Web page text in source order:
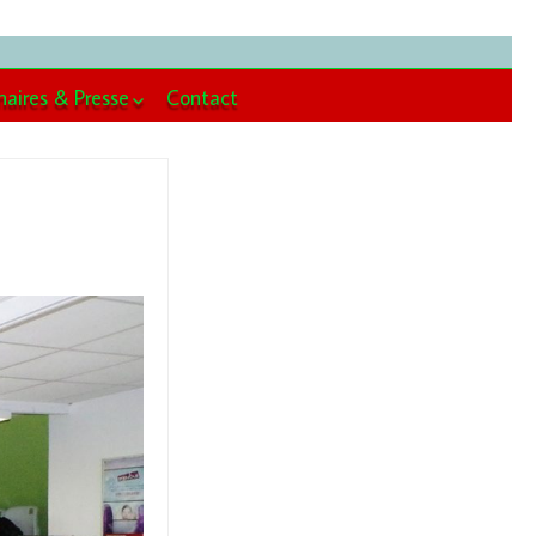
& Presse
Contact